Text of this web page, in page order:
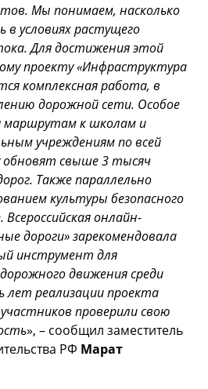
Мы понимаем, насколько
в условиях растущего
Для достижения этой
проекту «Инфраструктура
комплексная работа, в
дорожной сети. Особое
маршрутам к школам и
учреждениям по всей
обновят свыше 3 тысяч
Также параллельно
культуры безопасного
Всероссийская онлайн-
дороги» зарекомендовала
инструмент для
движения среди
лет реализации проекта
проверили свою
», – сообщил заместитель
РФ Марат